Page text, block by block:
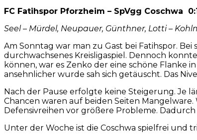
FC Fatihspor Pforzheim – SpVgg Coschwa
Seel – Mürdel, Neupauer, Günthner, Lotti –
Am Sonntag war man zu Gast bei Fatihspor.
durchwachsenes Kreisligaspiel. Dennoch
können, war es Zenko der eine schöne Flanke
ansehnlicher wurde sah sich getäuscht. Das
Nach der Pause erfolgte keine Steigerung. Je
Chancen waren auf beiden Seiten
Defensivreihen vor größere Probleme.
Unter der Woche ist die Coschwa spielfrei und